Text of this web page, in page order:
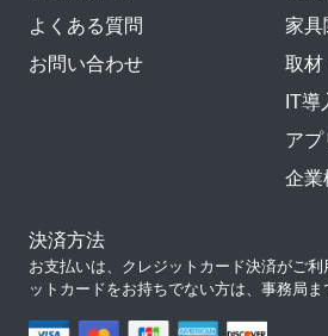
よくある質問
お問い合わせ
家具
取材
IT
アプ
企業
決済方法
お支払いは、クレジットカード決済がご
ットカードをお持ちでない方は、事務局ま